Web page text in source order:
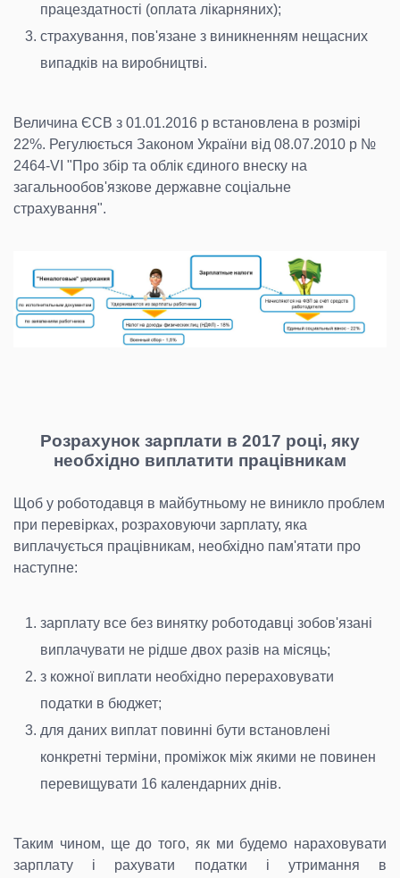
працездатності (оплата лікарняних);
страхування, пов'язане з виникненням нещасних
випадків на виробництві.
Величина ЄСВ з 01.01.2016 р встановлена в розмірі
22%. Регулюється Законом України від 08.07.2010 р №
2464-VI "Про збір та облік єдиного внеску на
загальнообов'язкове державне соціальне
страхування".
Розрахунок зарплати в 2017 році, яку
необхідно виплатити працівникам
Щоб у роботодавця в майбутньому не виникло проблем
при перевірках, розраховуючи зарплату, яка
виплачується працівникам, необхідно пам'ятати про
наступне:
зарплату все без винятку роботодавці зобов'язані
виплачувати не рідше двох разів на місяць;
з кожної виплати необхідно перераховувати
податки в бюджет;
для даних виплат повинні бути встановлені
конкретні терміни, проміжок між якими не повинен
перевищувати 16 календарних днів.
Таким чином, ще до того, як ми будемо нараховувати
зарплату і рахувати податки і утримання в